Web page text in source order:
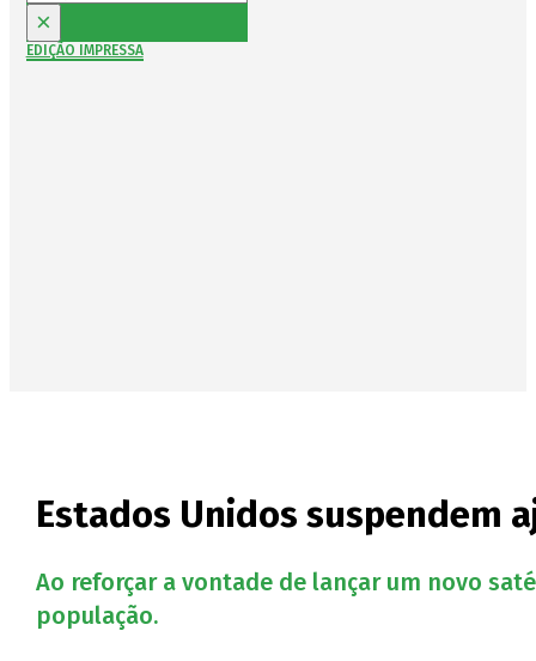
×
EDIÇÃO IMPRESSA
Estados Unidos suspendem
Ao reforçar a vontade de lançar um novo
população.